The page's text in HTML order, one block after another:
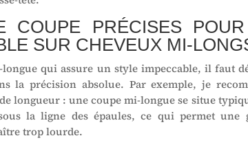
COUPE PRÉCISES
SUR CHEVEUX MI-
qui assure un style impeccable, il faut
la précision absolue. Par exemple, je
longueur : une coupe mi-longue se situe
la ligne des épaules, ce qui permet une
trop lourde.